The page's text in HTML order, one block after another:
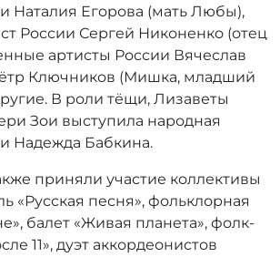
Наталия Егорова (мать Любы),
России Сергей Никоненко (отец
артисты России Вячеслав
Ключников (Мишка, младший
В роли тёщи, Лизаветы
Зои выступила народная
Надежда Бабкина.
приняли участие коллективы
«Русская песня», фольклорная
балет «Живая планета», фолк-
11», дуэт аккордеонистов